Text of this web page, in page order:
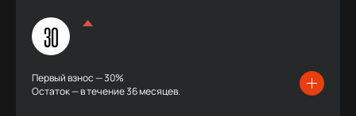
30
Первый взнос — 30%
Остаток — в течение 36 месяцев.